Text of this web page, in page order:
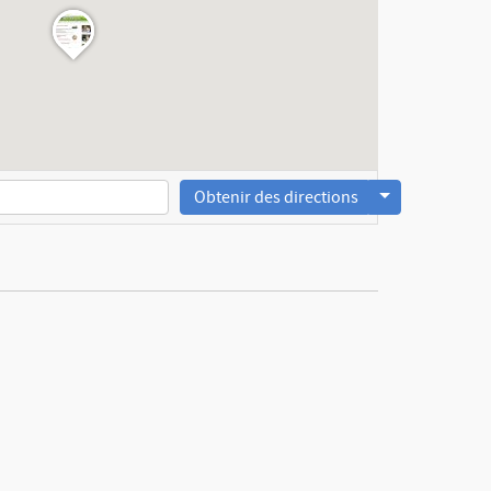
Obtenir des directions